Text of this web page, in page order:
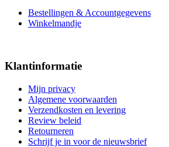
Bestellingen & Accountgegevens
Winkelmandje
Klantinformatie
Mijn privacy
Algemene voorwaarden
Verzendkosten en levering
Review beleid
Retourneren
Schrijf je in voor de nieuwsbrief